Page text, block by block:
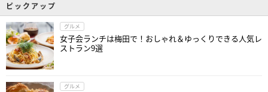
ピックアップ
グルメ
女子会ランチは梅田で！おしゃれ＆ゆっくりできる人気レ
ストラン9選
グルメ